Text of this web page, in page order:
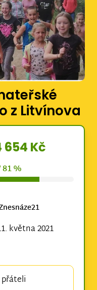
z Litvínova
Kč
%
května 2021